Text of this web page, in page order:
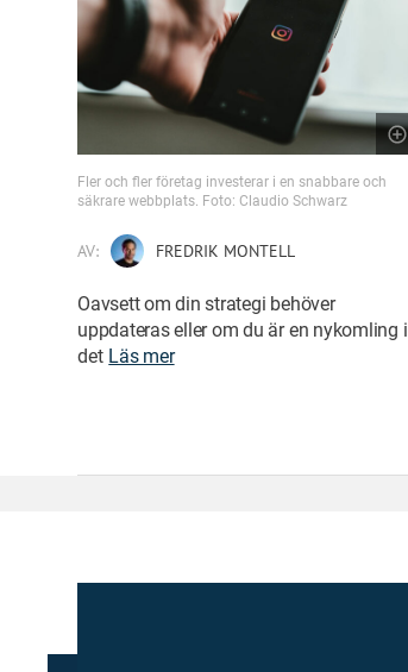
Fler och fler företag investerar i en snabbare och
säkrare webbplats. Foto: Claudio Schwarz
AV: FREDRIK MONTELL
Oavsett om din strategi behöver
uppdateras eller om du är en nykomling i
det Läs mer